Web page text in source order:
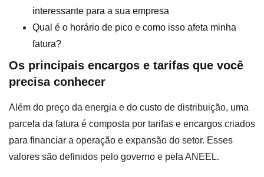
interessante para a sua empresa
Qual é o horário de pico e como isso afeta minha
fatura?
Os principais encargos e tarifas que você
precisa conhecer
Além do preço da energia e do custo de distribuição, uma
parcela da fatura é composta por tarifas e encargos criados
para financiar a operação e expansão do setor. Esses
valores são definidos pelo governo e pela ANEEL.